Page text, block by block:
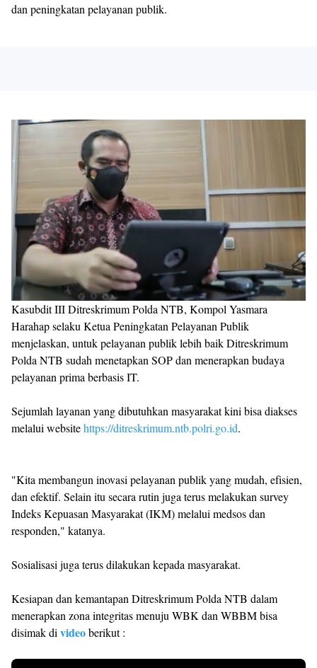
dan peningkatan pelayanan publik.
Kasubdit III Ditreskrimum Polda NTB, Kompol Yasmara
Harahap selaku Ketua Peningkatan Pelayanan Publik
menjelaskan, untuk pelayanan publik lebih baik Ditreskrimum
Polda NTB sudah menetapkan SOP dan menerapkan budaya
pelayanan prima berbasis IT.
Sejumlah layanan yang dibutuhkan masyarakat kini bisa diakses
melalui websitehttps://ditreskrimum.ntb.polri.go.id.
"Kita membangun inovasi pelayanan publik yang mudah, efisien,
dan efektif. Selain itu secara rutin juga terus melakukan survey
Indeks Kepuasan Masyarakat (IKM) melalui medsos dan
responden," katanya.
Sosialisasi juga terus dilakukan kepada masyarakat.
Kesiapan dan kemantapan Ditreskrimum Polda NTB dalam
menerapkan zona integritas menuju WBK dan WBBM bisa
disimak di videoberikut :